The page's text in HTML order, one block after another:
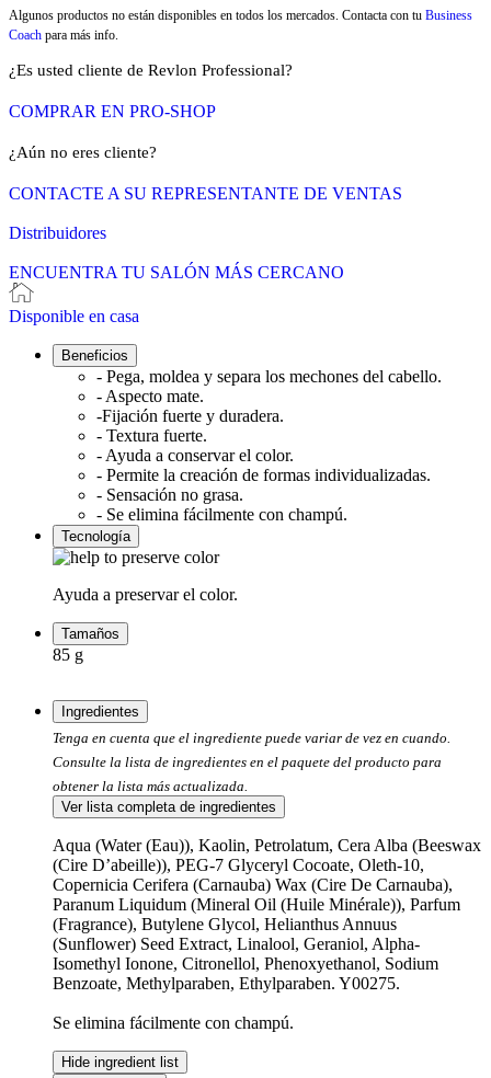
Algunos productos no están disponibles en todos los mercados. Contacta con tu Business
Coach para más info.
¿Es usted cliente de Revlon Professional?
COMPRAR EN PRO-SHOP
¿Aún no eres cliente?
CONTACTE A SU REPRESENTANTE DE VENTAS
Distribuidores
ENCUENTRA TU SALÓN MÁS CERCANO
Disponible en casa
Beneficios
- Pega, moldea y separa los mechones del cabello.
- Aspecto mate.
-Fijación fuerte y duradera.
- Textura fuerte.
- Ayuda a conservar el color.
- Permite la creación de formas individualizadas.
- Sensación no grasa.
- Se elimina fácilmente con champú.
Tecnología
Ayuda a preservar el color.
Tamaños
85 g
Ingredientes
Tenga en cuenta que el ingrediente puede variar de vez en cuando.
Consulte la lista de ingredientes en el paquete del producto para
obtener la lista más actualizada.
Ver lista completa de ingredientes
Aqua (Water (Eau)), Kaolin, Petrolatum, Cera Alba (Beeswax
(Cire D’abeille)), PEG-7 Glyceryl Cocoate, Oleth-10,
Copernicia Cerifera (Carnauba) Wax (Cire De Carnauba),
Paranum Liquidum (Mineral Oil (Huile Minérale)), Parfum
(Fragrance), Butylene Glycol, Helianthus Annuus
(Sunflower) Seed Extract, Linalool, Geraniol, Alpha-
Isomethyl Ionone, Citronellol, Phenoxyethanol, Sodium
Benzoate, Methylparaben, Ethylparaben. Y00275.
Se elimina fácilmente con champú.
Hide ingredient list